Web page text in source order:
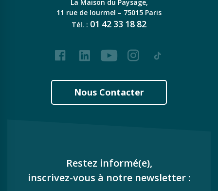
La Maison du Paysage,
11 rue de lourmel – 75015 Paris
Tél. : 01 42 33 18 82
FacebookLinkedInYoutubeInstagram
Tiktok
Nous Contacter
Restez informé(e),
inscrivez-vous à notre newsletter :